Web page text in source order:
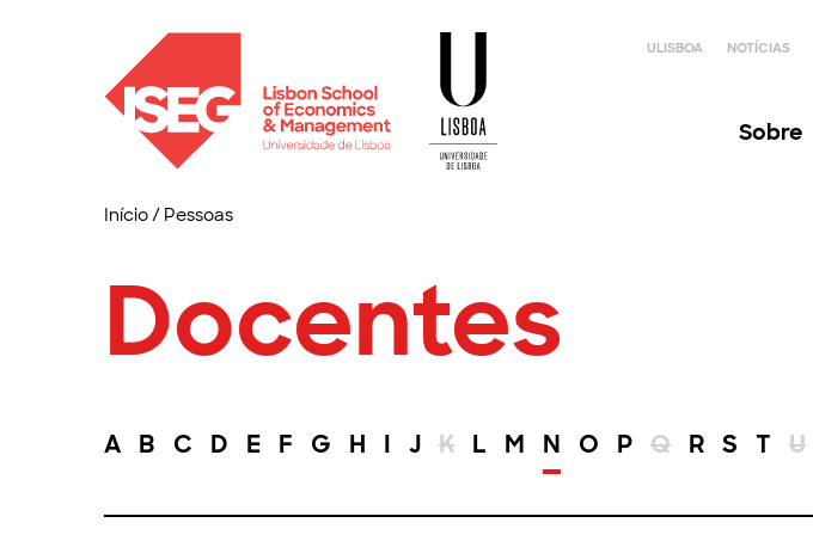
ULISBOA NOTÍCIAS
Sobre
Início/ Pessoas
Docentes
A B C D E F G H I J K L M N O P Q R S T U